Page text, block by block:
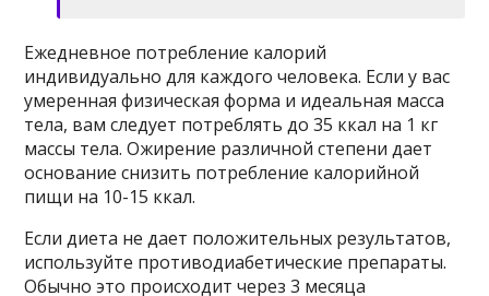
Ежедневное потребление калорий
индивидуально для каждого человека. Если у вас
умеренная физическая форма и идеальная масса
тела, вам следует потреблять до 35 ккал на 1 кг
массы тела. Ожирение различной степени дает
основание снизить потребление калорийной
пищи на 10-15 ккал.
Если диета не дает положительных результатов,
используйте противодиабетические препараты.
Обычно это происходит через 3 месяца